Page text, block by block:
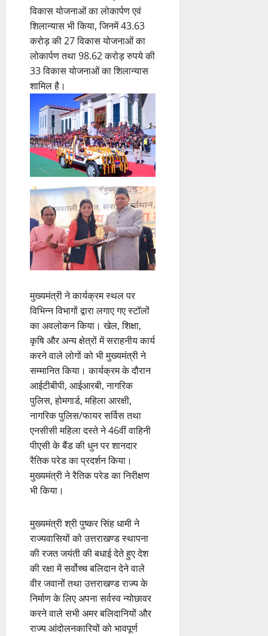
विकास योजनाओं का लोकार्पण एवं
शिलान्यास भी किया, जिनमें 43.63
करोड़ की 27 विकास योजनाओं का
लोकार्पण तथा 98.62 करोड़ रुपये की
33 विकास योजनाओं का शिलान्यास
शामिल है।
मुख्यमंत्री ने कार्यक्रम स्थल पर
विभिन्न विभागों द्वारा लगाए गए स्टॉलों
का अवलोकन किया। खेल, शिक्षा,
कृषि और अन्य क्षेत्रों में सराहनीय कार्य
करने वाले लोगों को भी मुख्यमंत्री ने
सम्मानित किया। कार्यक्रम के दौरान
आईटीबीपी, आईआरबी, नागरिक
पुलिस, होमगार्ड, महिला आरक्षी,
नागरिक पुलिस/फायर सर्विस तथा
एनसीसी महिला दस्ते ने 46वीं वाहिनी
पीएसी के बैंड की धुन पर शानदार
रैतिक परेड का प्रदर्शन किया।
मुख्यमंत्री ने रैतिक परेड का निरीक्षण
भी किया।
मुख्यमंत्री श्री पुष्कर सिंह धामी ने
राज्यवासियों को उत्तराखण्ड स्थापना
की रजत जयंती की बधाई देते हुए देश
की रक्षा में सर्वोच्च बलिदान देने वाले
वीर जवानों तथा उत्तराखण्ड राज्य के
निर्माण के लिए अपना सर्वस्व न्योछावर
करने वाले सभी अमर बलिदानियों और
राज्य आंदोलनकारियों को भावपूर्ण